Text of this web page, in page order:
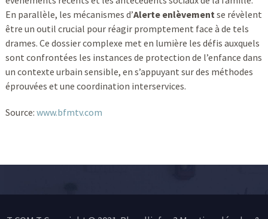
En parallèle, les mécanismes d’Alerte enlèvementse révèlent
être un outil crucial pour réagir promptement face à de tels
drames. Ce dossier complexe met en lumière les défis auxquels
sont confrontées les instances de protection de l’enfance dans
un contexte urbain sensible, en s’appuyant sur des méthodes
éprouvées et une coordination interservices.
Source: www.bfmtv.com